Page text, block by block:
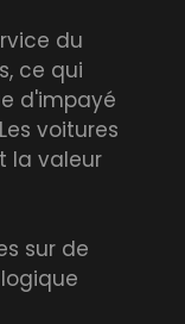
du
ce qui
d'impayé
voitures
la valeur
sur de